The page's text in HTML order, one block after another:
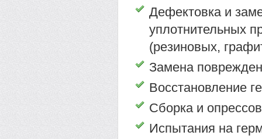
Дефектовка и
уплотнительных
(резиновых,
Замена
Восстановление
Сборка и
Испытания на